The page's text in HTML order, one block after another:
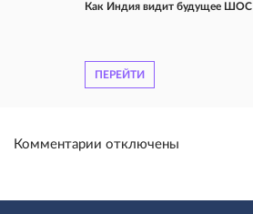
Как Индия видит будущее ШОС
ПЕРЕЙТИ
Комментарии отключены